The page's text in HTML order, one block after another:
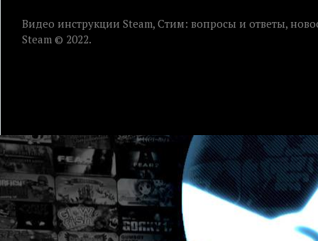
Видео инструкции Steam, Стим: вопросы и ответы,
Steam © 2022.